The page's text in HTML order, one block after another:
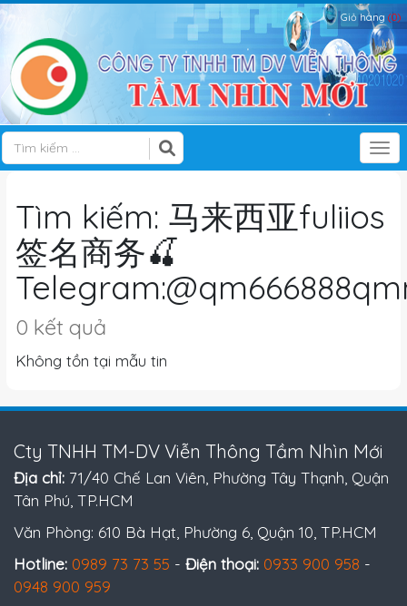
Giỏ hàng (0)
Tìm kiếm: 马来西亚fuliios
签名商务🍒
0 kết quả
Không tồn tại mẫu tin
Cty TNHH TM-DV Viễn Thông Tầm Nhìn Mới
Địa chỉ: 71/40 Chế Lan Viên, Phường Tây Thạnh, Quận
Tân Phú, TP.HCM
Văn Phòng: 610 Bà Hạt, Phường 6, Quận 10, TP.HCM
Hotline: 0989 73 73 55 - Điện thoại: 0933 900 958 -
0948 900 959